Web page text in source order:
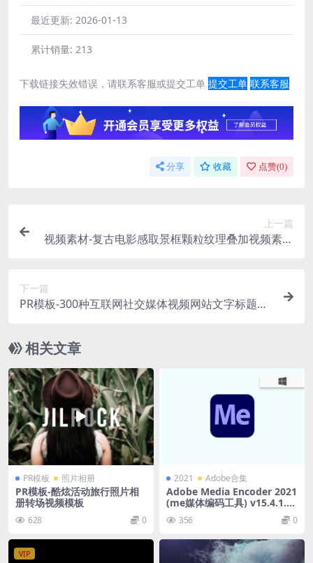
最近更新: 2026-01-13
累计销量: 213
下载链接失效错误，请联系客服或提交工单 提交工单 联系客服
分享 收藏 点赞(0)
上一篇
视频素材-复古电影感取景框颗粒纹理叠加视频素材
下一篇
PR模板-300种互联网社交媒体视频网站文字标题图
相关文章
PR模板 照片相册
PR模板-酷炫活动旅行照片相
册转场视频模板
628 0
2021 Adobe合集
Adobe Media Encoder 2021
(me媒体编码工具) v15.4.1.5
直装版
356 0
VIP